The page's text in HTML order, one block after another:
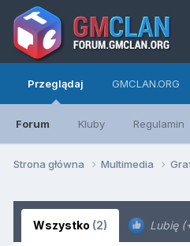
Przeglądaj
Forum Kluby Regulamin
GMCLAN.ORG
Strona główna Multimedia
Wszystko (2) Lubię